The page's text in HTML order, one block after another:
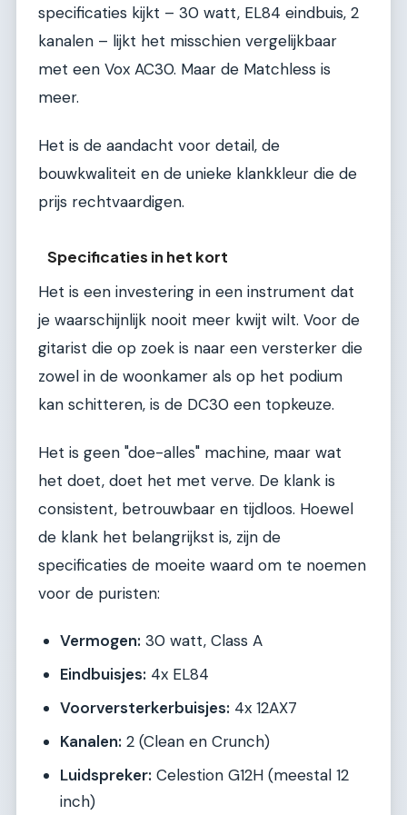
specificaties kijkt – 30 watt, EL84 eindbuis, 2
kanalen – lijkt het misschien vergelijkbaar
met een Vox AC30. Maar de Matchless is
meer.
Het is de aandacht voor detail, de
bouwkwaliteit en de unieke klankkleur die de
prijs rechtvaardigen.
Specificaties in het kort
Het is een investering in een instrument dat
je waarschijnlijk nooit meer kwijt wilt. Voor de
gitarist die op zoek is naar een versterker die
zowel in de woonkamer als op het podium
kan schitteren, is de DC30 een topkeuze.
Het is geen "doe-alles" machine, maar wat
het doet, doet het met verve. De klank is
consistent, betrouwbaar en tijdloos. Hoewel
de klank het belangrijkst is, zijn de
specificaties de moeite waard om te noemen
voor de puristen:
Vermogen: 30 watt, Class A
Eindbuisjes: 4x EL84
Voorversterkerbuisjes: 4x 12AX7
Kanalen: 2 (Clean en Crunch)
Luidspreker: Celestion G12H (meestal 12
inch)